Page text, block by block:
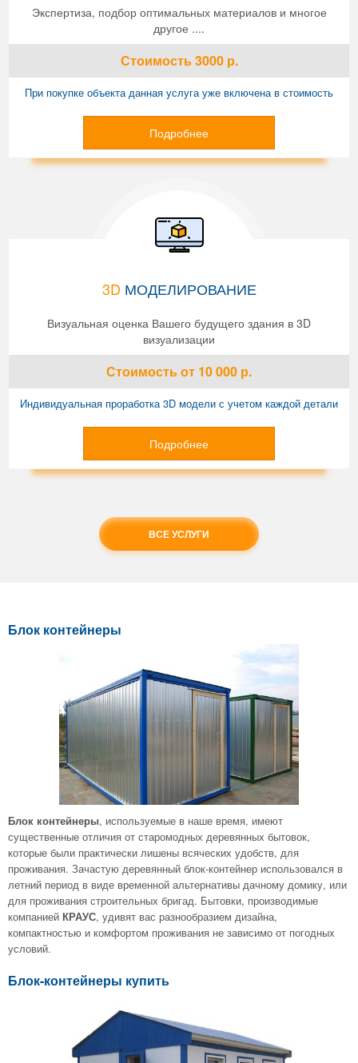
Экспертиза, подбор оптимальных материалов и многое
другое ....
Стоимость3000р.
При покупке объекта данная услуга уже включена в стоимость
Подробнее
3D МОДЕЛИРОВАНИЕ
Визуальная оценка Вашего будущего здания в 3D
визуализации
Стоимостьот 10 000 р.
Индивидуальная проработка 3D модели с учетом каждой детали
Подробнее
ВСЕ УСЛУГИ
Блок контейнеры
Блок контейнеры, используемые в наше время, имеют
существенные отличия от старомодных деревянных бытовок,
которые были практически лишены всяческих удобств, для
проживания. Зачастую деревянный блок-контейнер использовался в
летний период в виде временной альтернативы дачному домику, или
для проживания строительных бригад. Бытовки, производимые
компанией КРАУС, удивят вас разнообразием дизайна,
компактностью и комфортом проживания не зависимо от погодных
условий.
Блок-контейнеры купить